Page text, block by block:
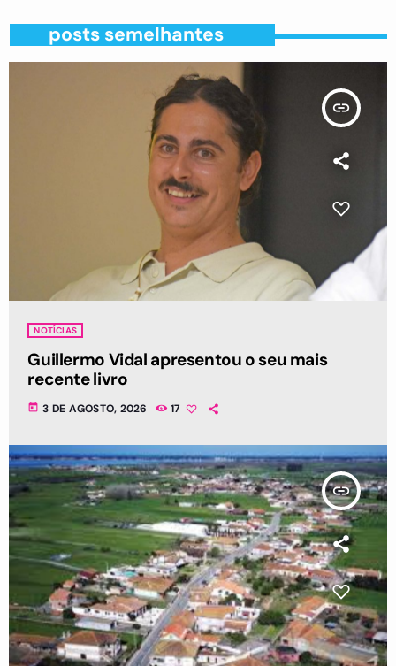
posts semelhantes
insert_link
NOTÍCIAS
Guillermo Vidal apresentou o seu mais
recente livro
today 3 DE AGOSTO, 2026 17
insert_link